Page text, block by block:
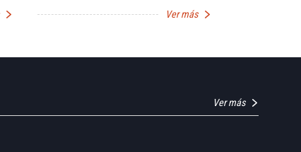
Ver más
Ver más